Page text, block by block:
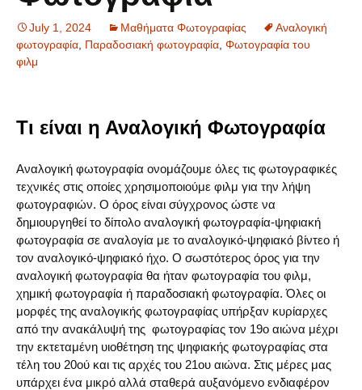
July 1, 2024 Μαθήματα Φωτογραφίας
Αναλογική
φωτογραφία Παραδοσιακή φωτογραφία Φωτογραφία του
φιλμ
Τι είναι η Αναλογική Φωτογραφία
Αναλογική φωτογραφία ονομάζουμε όλες τις φωτογραφικές
τεχνικές στις οποίες χρησιμοποιούμε φιλμ για την λήψη
φωτογραφιών. Ο όρος είναι σύγχρονος ώστε να
δημιουργηθεί το δίπολο αναλογική φωτογραφία-ψηφιακή
φωτογραφία σε αναλογία με το αναλογικό-ψηφιακό βίντεο ή
τον αναλογικό-ψηφιακό ήχο. Ο σωστότερος όρος για την
αναλογική φωτογραφία θα ήταν φωτογραφία του φιλμ,
χημική φωτογραφία ή παραδοσιακή φωτογραφία. Όλες οι
μορφές της αναλογικής φωτογραφίας υπήρξαν κυρίαρχες
από την ανακάλυψή της φωτογραφίας τον 19ο αιώνα μέχρι
την εκτεταμένη υιοθέτηση της ψηφιακής φωτογραφίας στα
τέλη του 20ού και τις αρχές του 21ου αιώνα. Στις μέρες μας
υπάρχει ένα μικρό αλλά σταθερά αυξανόμενο ενδιαφέρον